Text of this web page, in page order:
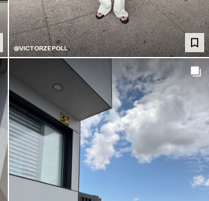
@VICTORZEPOLL